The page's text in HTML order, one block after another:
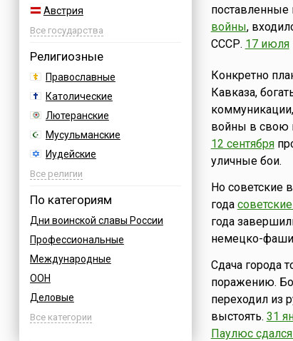
Австрия
Азербайджан
Босния
Бразилия
Великобритания
Венгрия
Вьетнам
Германия
Греция
Все государства
Религиозные
Православные
Католические
Лютеранские
Мусульманские
Иудейские
Буддийские
Все религии
По категориям
Дни воинской славы России
Профессиональные
Международные
ООН
Деловые
Армейские
Все категории
поставленные
войны,
СССР. 17 июля
Конкретно
Кавказа,
войны в свою
12 сентября
уличные бои.
Но советские
года
года
немецко-
Сдача города
поражению.
переходил из
выстоять. 31
Паулюс